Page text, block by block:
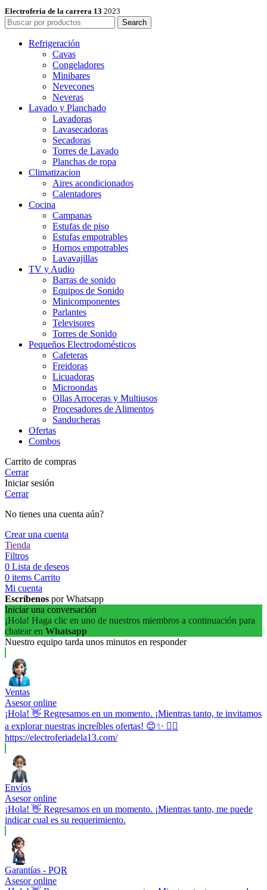
Electroferia de la carrera 13 2023
Search
Refrigeración
Cavas
Congeladores
Minibares
Nevecones
Neveras
Lavado y Planchado
Lavadoras
Lavasecadoras
Secadoras
Torres de Lavado
Planchas de ropa
Climatizacion
Aires acondicionados
Calentadores
Cocina
Campanas
Estufas de piso
Estufas empotrables
Hornos empotrables
Lavavajillas
TV y Audio
Barras de sonido
Equipos de Sonido
Minicomponentes
Parlantes
Televisores
Torres de Sonido
Pequeños Electrodomésticos
Cafeteras
Freidoras
Licuadoras
Microondas
Ollas Arroceras y Multiusos
Procesadores de Alimentos
Sanducheras
Ofertas
Combos
Carrito de compras
Cerrar
Iniciar sesión
Cerrar
No tienes una cuenta aún?
Crear una cuenta
Tienda
Filtros
0 Lista de deseos
0 items Carrito
Mi cuenta
Escríbenos por Whatsapp
Iniciar una conversación
¡Hola! Haga clic en uno de nuestros miembros a continuación para
chatear en Whatsapp
Nuestro equipo tarda unos minutos en responder
Ventas
Asesor online
¡Hola! 👋 Regresamos en un momento. ¡Mientras tanto, te invitamos
a explorar nuestras increíbles ofertas! 😊✨ 👉🏼
https://electroferiadela13.com/
Envíos
Asesor online
¡Hola! 👋 Regresamos en un momento. ¡Mientras tanto, me puede
indicar cual es su requerimiento.
Garantías - PQR
Asesor online